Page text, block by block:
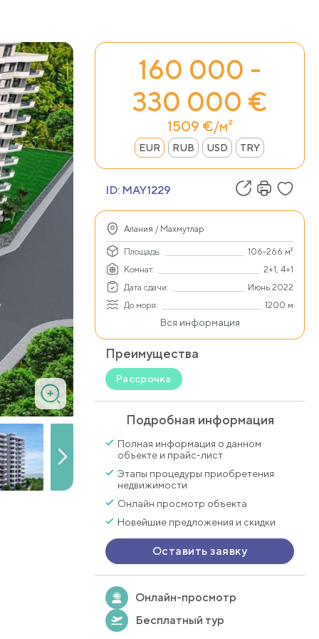
160 000 -
330 000 €
1509 €/м²
EUR RUB USD TRY
ID: MAY1229
Алания / Махмутлар
Площадь:
106-266 м²
Комнат:
2+1, 4+1
Дата сдачи:
Июнь 2022
До моря:
1200 м
Вся информация
Преимущества
Рассрочка
Подробная информация
Полная информация о данном
объекте и прайс-лист
Этапы процедуры приобретения
недвижимости
Онлайн просмотр объекта
Новейшие предложения и скидки
Оставить заявку
Онлайн-просмотр
Бесплатный тур